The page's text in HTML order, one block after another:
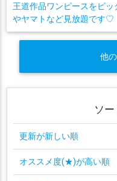
王道作品ワンピースをピ
やヤマトなど見放題です♡
他
ソ
更新が新しい順
オススメ度(★)が高い順